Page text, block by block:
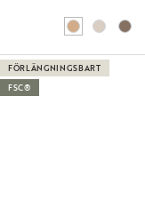
FÖRLÄNGNINGSBART
FSC®